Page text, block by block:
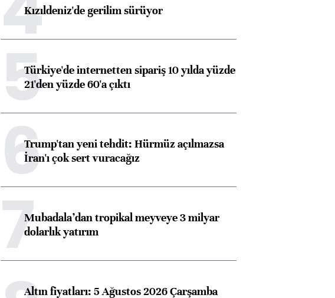
Kızıldeniz'de gerilim sürüyor
5Türkiye'de internetten sipariş 10 yılda yüzde
21'den yüzde 60'a çıktı
6Trump'tan yeni tehdit: Hürmüz açılmazsa
İran'ı çok sert vuracağız
7Mubadala’dan tropikal meyveye 3 milyar
dolarlık yatırım
Altın fiyatları: 5 Ağustos 2026 Çarşamba